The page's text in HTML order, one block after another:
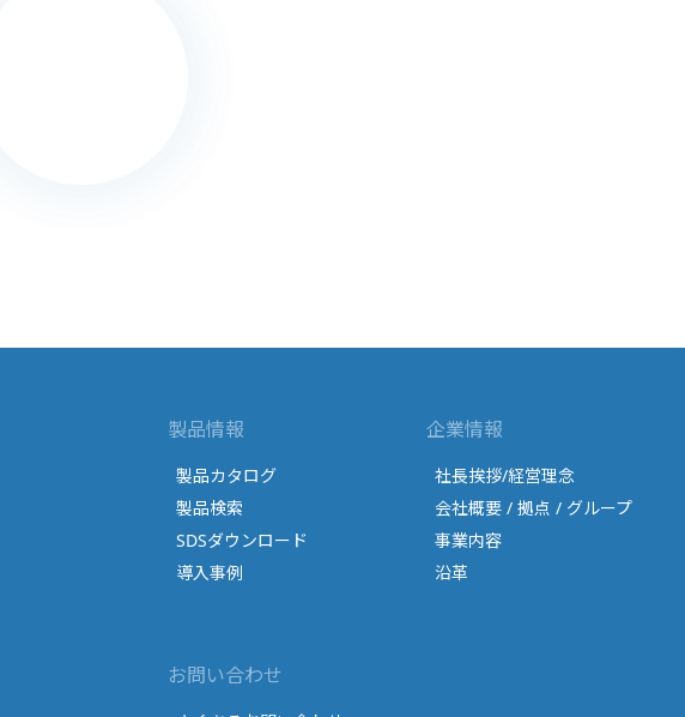
製品情報
製品カタログ
製品検索
SDSダウンロード
導入事例
企業情報
社長挨拶/経営理念
会社概要 / 拠点 / グループ
事業内容
沿革
お問い合わせ